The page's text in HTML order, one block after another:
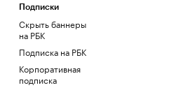
Подписки
Скрыть баннеры
на РБК
Подписка на РБК
Корпоративная
подписка